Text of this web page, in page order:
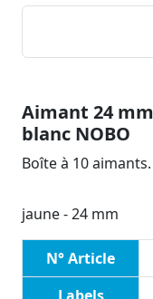
Aimant 24
blanc NOBO
Boîte à 10
jaune - 24 mm
N° Article